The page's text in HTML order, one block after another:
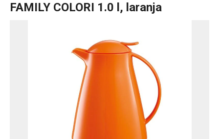
FAMILY COLORI 1.0 l, laranja